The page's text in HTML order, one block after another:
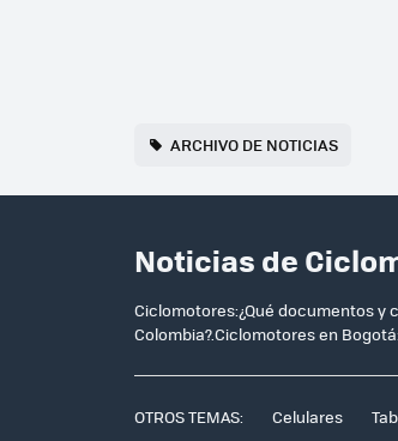
ARCHIVO DE NOTICIAS
Noticias de
Ciclomotores:¿Qué documentos
Colombia?.Ciclomotores en
OTROS TEMAS: Celulares